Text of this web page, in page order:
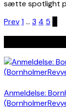
sætte spotlight
Prev1… 3 4 5
Anmeldelse: